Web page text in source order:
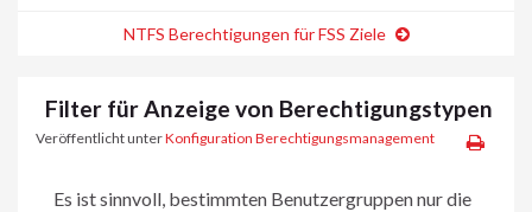
NTFS Berechtigungen für FSS Ziele
Filter für Anzeige von Berechtigungstypen
Veröffentlicht unterKonfiguration Berechtigungsmanagement
Es ist sinnvoll, bestimmten Benutzergruppen nur die